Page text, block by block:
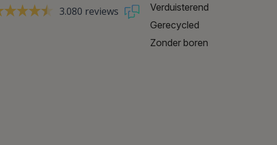
3.080 reviews
Verduisterend
Gerecycled
Zonder boren